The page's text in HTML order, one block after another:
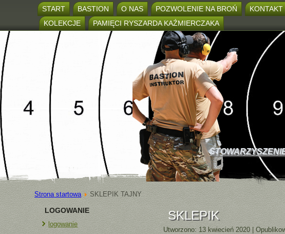
START BASTION O NAS POZWOLENIE NA BROŃ KONTAKT
KOLEKCJE
PAMIĘCI RYSZARDA KAŹMIERCZAKA
Strona startowa SKLEPIK TAJNY
LOGOWANIE
logowanie
SKLEPIK
Utworzono: 13 kwiecień 2020 |